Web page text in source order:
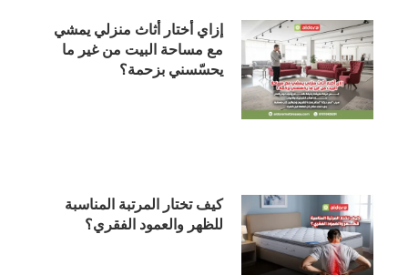
إزاي أختار أثاث منزلي يمشي
مع مساحة البيت من غير ما
يحسّسني بزحمة؟
كيف تختار المرتبة المناسبة
للظهر والعمود الفقري؟